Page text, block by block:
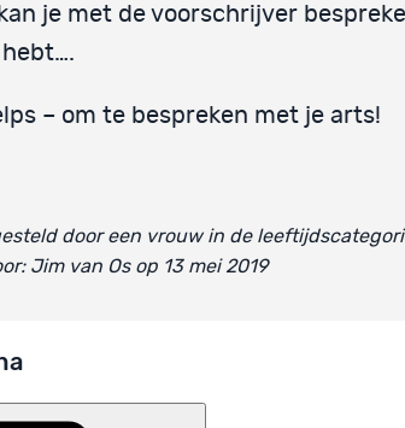
je met de voorschrijver
– om te bespreken met je arts!
door een vrouw in de
Jim van Os op 13 mei 2019